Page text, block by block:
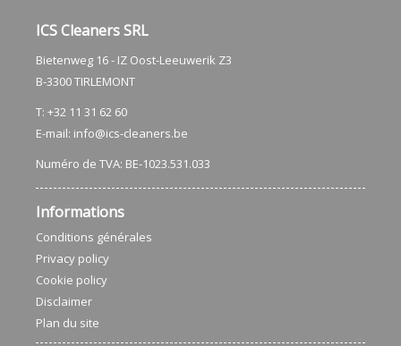
ICS Cleaners SRL
Bietenweg 16 - IZ Oost-Leeuwerik Z3
​B-3300 TIRLEMONT
T: +32 11 31 62 60
E-mail: info@ics-cleaners.be
Numéro de TVA: BE-1023.531.033
Informations
Conditions générales
Privacy policy
Cookie policy
Disclaimer
Plan du site